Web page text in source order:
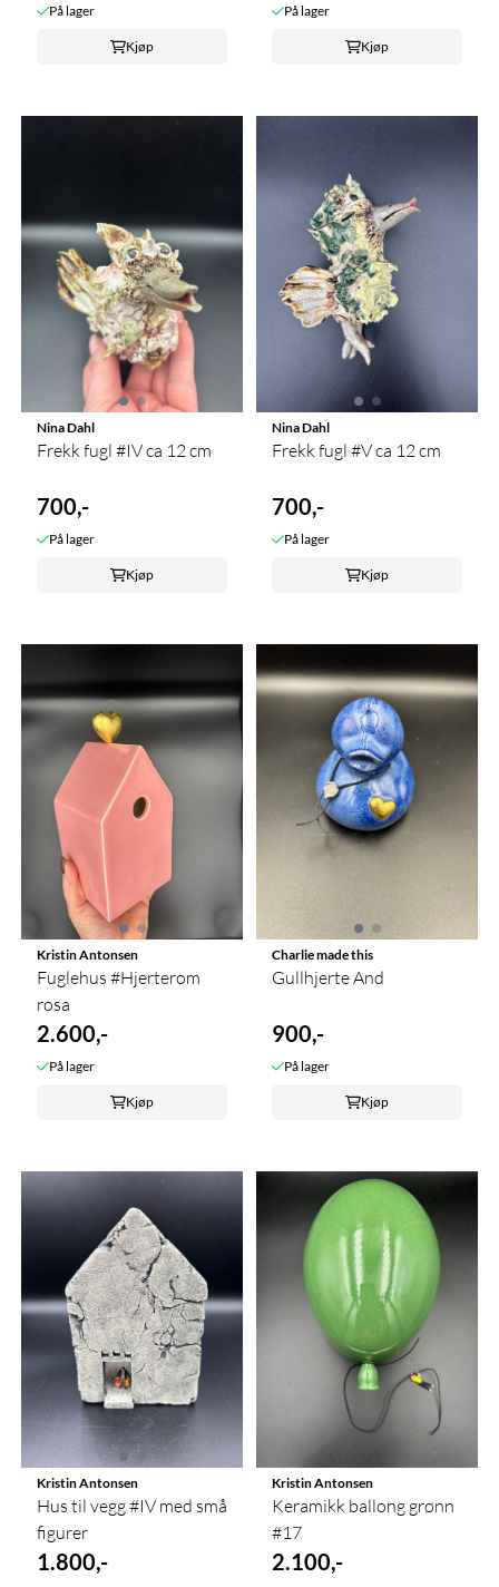
På lager
Kjøp
På lager
Kjøp
Nina Dahl
Frekk fugl #IV ca 12 cm
700,-
På lager
Kjøp
Nina Dahl
Frekk fugl #V ca 12 cm
700,-
På lager
Kjøp
Kristin Antonsen
Fuglehus #Hjerterom
rosa
2.600,-
På lager
Kjøp
Charlie made this
Gullhjerte And
900,-
På lager
Kjøp
Kristin Antonsen
Hus til vegg #IV med små
figurer
1.800,-
Kristin Antonsen
Keramikk ballong grønn
#17
2.100,-